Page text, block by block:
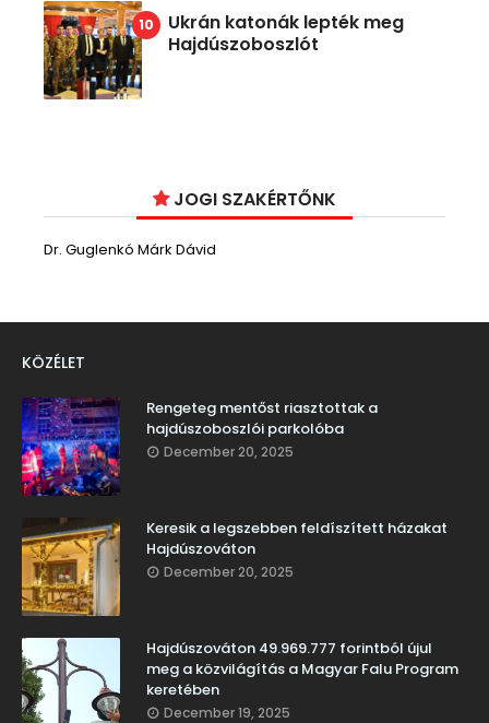
Ukrán katonák lepték meg
Hajdúszoboszlót
JOGI SZAKÉRTŐNK
Dr. Guglenkó Márk Dávid
KÖZÉLET
Rengeteg mentőst riasztottak a
hajdúszoboszlói parkolóba
December 20, 2025
Keresik a legszebben feldíszített házakat
Hajdúszováton
December 20, 2025
Hajdúszováton 49.969.777 forintból újul
meg a közvilágítás a Magyar Falu Program
keretében
December 19, 2025